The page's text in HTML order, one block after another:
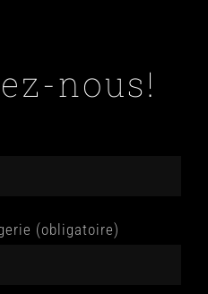
nous!
(obligatoire)